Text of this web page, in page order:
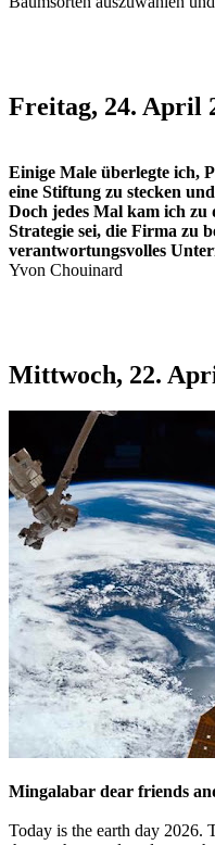
Freitag, 24. April
Einige Male überlegte ich,
eine Stiftung zu stecken
Doch jedes Mal kam ich zu
Strategie sei, die Firma zu
verantwortungsvolles
Yvon Chouinard
Mittwoch, 22.
Mingalabar dear friends
Today is the earth day 2026.